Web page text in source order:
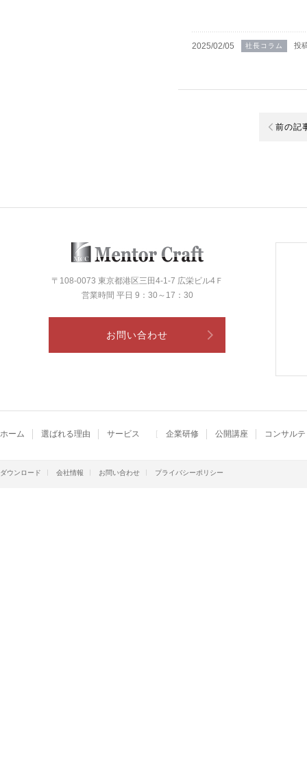
2025/02/05 社長コラム 投
前の記
〒108-0073 東京都港区三田4-1-7 広栄ビル4Ｆ
営業時間 平日 9：30～17：30
お問い合わせ
ホーム 選ばれる理由 サービス 企業研修 公開講座 コンサル
ダウンロード 会社情報 お問い合わせ プライバシーポリシー